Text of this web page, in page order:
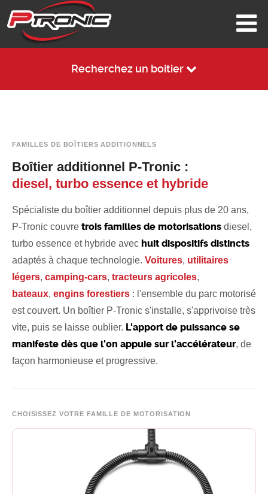
Recherchez un boitier
Chercher
FAMILLES DE BOÎTIERS ADDITIONNELS
Boîtier additionnel P-Tronic :
diesel, turbo essence et hybride
Spécialiste du boîtier additionnel depuis plus de 20 ans,
P-Tronic couvre trois familles de motorisations diesel,
turbo essence et hybride avec huit dispositifs distincts
adaptés à chaque technologie. Voitures, utilitaires
légers, camping-cars, tracteurs agricoles,
bateaux, engins forestiers : l'ensemble du parc motorisé
est couvert. Un boîtier P-Tronic s'installe, s'apprivoise très
vite, puis se laisse oublier. L'apport de puissance se
manifeste dès que l'on appuie sur l'accélérateur, de
façon harmonieuse et progressive.
CHOISISSEZ VOTRE FAMILLE DE MOTORISATION